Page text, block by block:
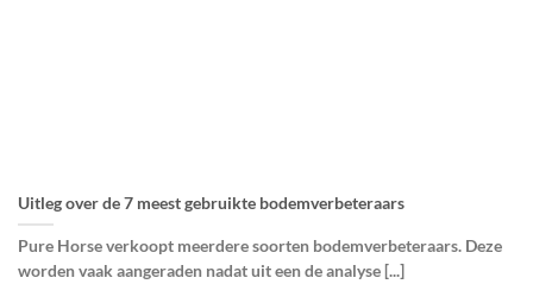
Uitleg over de 7 meest gebruikte bodemverbeteraars
Pure Horse verkoopt meerdere soorten bodemverbeteraars. Deze
worden vaak aangeraden nadat uit een de analyse [...]